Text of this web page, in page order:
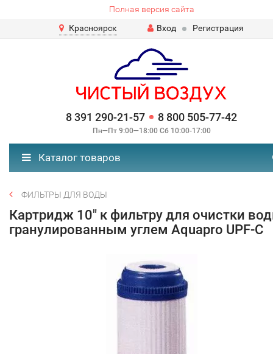
Полная версия сайта
Красноярск
Вход Регистрация
8 391 290-21-57 8 800 505-77-42
Пн—Пт 9:00—18:00 Сб 10:00-17:00
Каталог товаров
ФИЛЬТРЫ ДЛЯ ВОДЫ
Картридж 10" к фильтру для очистки
гранулированным углем Aquapro UPF-C